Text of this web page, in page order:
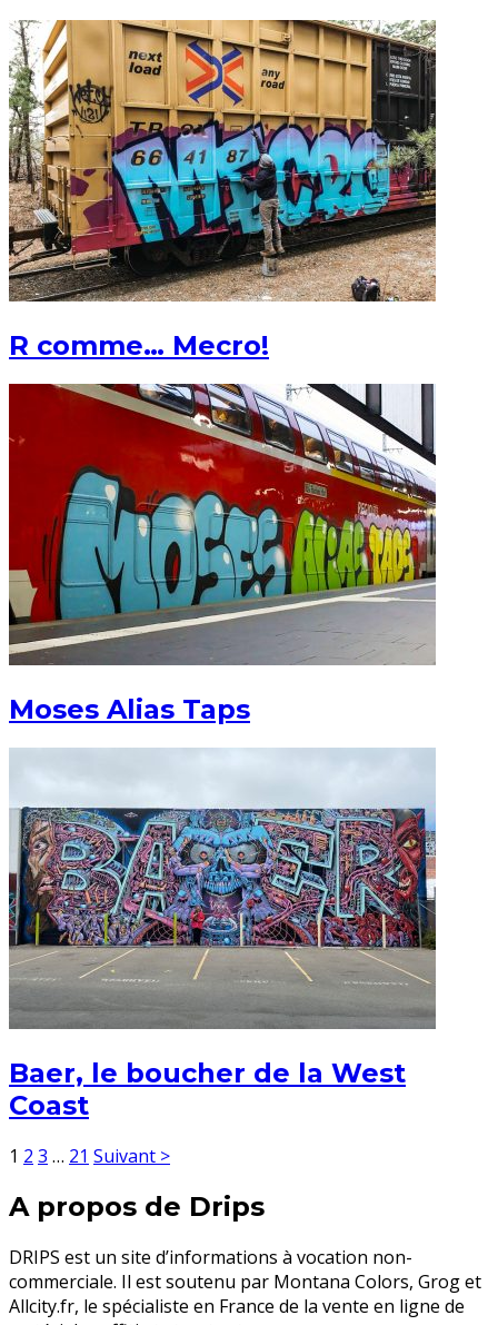
R comme… Mecro!
Moses Alias Taps
Baer, le boucher de la West
Coast
1 2 3 … 21 Suivant >
A propos de Drips
DRIPS est un site d’informations à vocation non-
commerciale. Il est soutenu par Montana Colors, Grog et
Allcity.fr, le spécialiste en France de la vente en ligne de